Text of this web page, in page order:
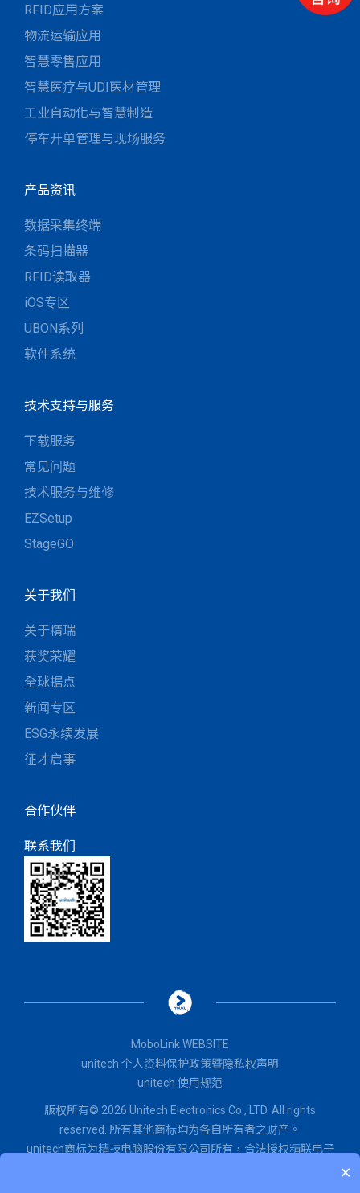
RFID应用方案
物流运输应用
智慧零售应用
智慧医疗与UDI医材管理
工业自动化与智慧制造
停车开单管理与现场服务
产品资讯
数据采集终端
条码扫描器
RFID读取器
iOS专区
UBON系列
软件系统
技术支持与服务
下载服务
常见问题
技术服务与维修
EZSetup
StageGO
关于我们
关于精瑞
获奖荣耀
全球据点
新闻专区
ESG永续发展
征才启事
合作伙伴
联系我们
MoboLink WEBSITE
unitech 个人资料保护政策暨隐私权声明
unitech 使用规范
版权所有© 2026 Unitech Electronics Co., LTD. All rights
reserved. 所有其他商标均为各自所有者之财产。
unitech商标为精技电脑股份有限公司所有， 合法授权精联电子
×